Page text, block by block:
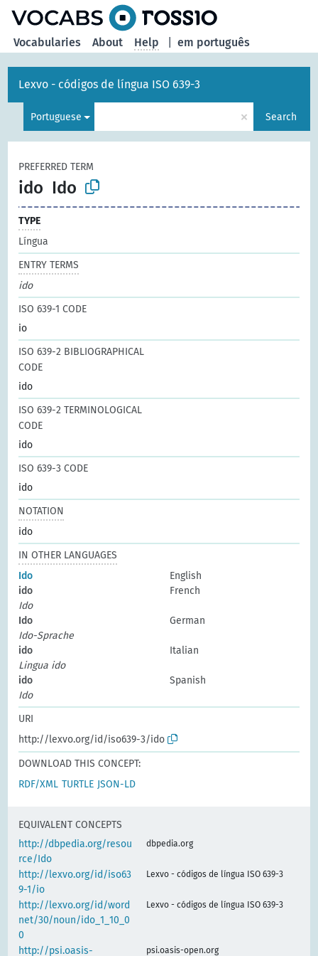
em português
Vocabularies About Help
Lexvo - códigos de língua ISO 639-3
Portuguese × Search
PREFERRED TERM
ido Ido
TYPE
Língua
ENTRY TERMS
ido
ISO 639-1 CODE
io
ISO 639-2 BIBLIOGRAPHICAL
CODE
ido
ISO 639-2 TERMINOLOGICAL
CODE
ido
ISO 639-3 CODE
ido
NOTATION
ido
IN OTHER LANGUAGES
Ido
English
ido
French
Ido
Ido
German
Ido-Sprache
ido
Italian
Lingua ido
ido
Spanish
Ido
URI
http://lexvo.org/id/iso639-3/ido
DOWNLOAD THIS CONCEPT:
RDF/XML TURTLE JSON-LD
EQUIVALENT CONCEPTS
http://dbpedia.org/resou
rce/Ido
dbpedia.org
http://lexvo.org/id/iso63
9-1/io
Lexvo - códigos de língua ISO 639-3
http://lexvo.org/id/word
net/30/noun/ido_1_10_0
0
Lexvo - códigos de língua ISO 639-3
http://psi.oasis- psi.oasis-open.org